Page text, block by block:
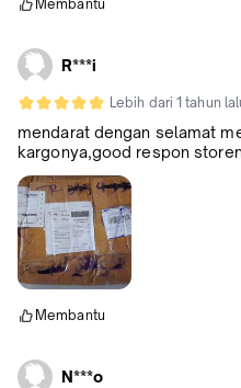
Membantu
R***i
Lebih dari 1 tahun
mendarat dengan selamat
kargonya,good respon
Membantu
N***o